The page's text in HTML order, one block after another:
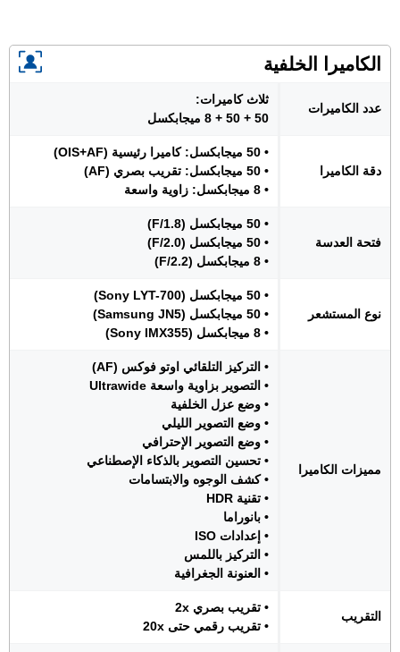
الكاميرا الخلفية
عدد الكاميرات
ثلاث كاميرات:
50 + 50 + 8 ميجابكسل
دقة الكاميرا
• 50 ميجابكسل: كاميرا رئيسية (OIS+AF)
• 50 ميجابكسل: تقريب بصري (AF)
• 8 ميجابكسل: زاوية واسعة
فتحة العدسة
• 50 ميجابكسل (F/1.8)
• 50 ميجابكسل (F/2.0)
• 8 ميجابكسل (F/2.2)
نوع المستشعر
• 50 ميجابكسل (Sony LYT-700)
• 50 ميجابكسل (Samsung JN5)
• 8 ميجابكسل (Sony IMX355)
مميزات الكاميرا
• التركيز التلقائي اوتو فوكس (AF)
• التصوير بزاوية واسعة Ultrawide
• وضع عزل الخلفية
• وضع التصوير الليلي
• وضع التصوير الإحترافي
• تحسين التصوير بالذكاء الإصطناعي
• كشف الوجوه والابتسامات
• تقنية HDR
• بانوراما
• إعدادات ISO
• التركيز باللمس
• العنونة الجغرافية
التقريب
• تقريب بصري 2x
• تقريب رقمي حتى 20x